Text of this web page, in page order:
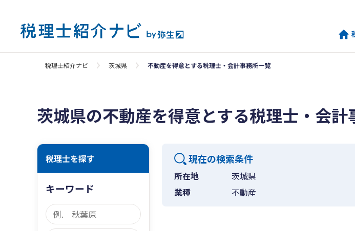
税理士紹介ナビ 茨城県 不動産を得意とする税理士・会計事務所一覧
茨城県の不動産を得意とする税理士・会計
税理士を探す
キーワード
現在の検索条件
所在地
茨城県
業種
不動産